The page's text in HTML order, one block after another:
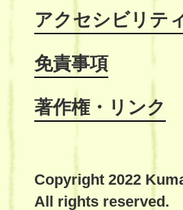
アクセシビリテ
免責事項
著作権・リンク
Copyright 2022
All rights reserved.